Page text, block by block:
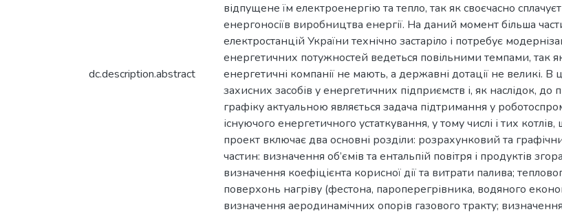
dc.description.abstract
відпущене їм електроенергію та тепло, так як своєчасно
енергоносіїв виробництва енергії. На даний момент більша
електростанцій України технічно застаріло і потребує
енергетичних потужностей ведеться повільними темпами, так
енергетичні компанії не мають, а державні дотації не великі.
захисних засобів у енергетичних підприємств і, як наслідок,
графіку актуальною являється задача підтримання у
існуючого енергетичного устаткування, у тому числі і тих
проект включає два основні розділи: розрахунковий та
частин: визначення об’ємів та ентальпій повітря і продуктів
визначення коефіцієнта корисної дії та витрати палива;
поверхонь нагріву (фестона, пароперегрівника, водяного
визначення аеродинамічних опорів газового тракту;